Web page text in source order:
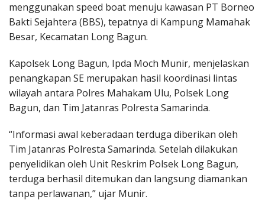
menggunakan speed boat menuju kawasan PT Borneo
Bakti Sejahtera (BBS), tepatnya di Kampung Mamahak
Besar, Kecamatan Long Bagun.
Kapolsek Long Bagun, Ipda Moch Munir, menjelaskan
penangkapan SE merupakan hasil koordinasi lintas
wilayah antara Polres Mahakam Ulu, Polsek Long
Bagun, dan Tim Jatanras Polresta Samarinda.
“Informasi awal keberadaan terduga diberikan oleh
Tim Jatanras Polresta Samarinda. Setelah dilakukan
penyelidikan oleh Unit Reskrim Polsek Long Bagun,
terduga berhasil ditemukan dan langsung diamankan
tanpa perlawanan,” ujar Munir.